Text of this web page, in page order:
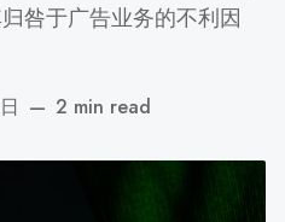
咎于广告业务的不利因
— 2 min read